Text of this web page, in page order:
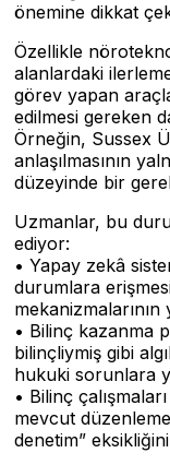
önemine dikkat
Özellikle
alanlardaki
görev yapan
edilmesi gereken
Örneğin, Sussex
anlaşılmasının
düzeyinde bir
Uzmanlar, bu
ediyor:
• Yapay zekâ
durumlara
• Bilinç kazanma
bilinçliymiş gibi
hukuki sorunlara
• Bilinç
mevcut
denetim”